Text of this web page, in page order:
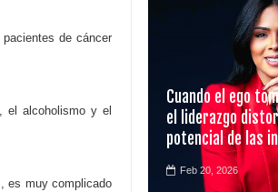
de docentes al desarrollo del país.
¿y nuestros campeones cuantos
de cáncer
el alcoholismo y el
es muy complicado
Cuando el ego
el liderazgo
potencial de las
Feb 20, 2026